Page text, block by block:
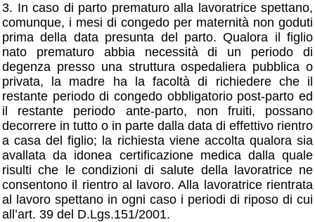
3. In caso di parto prematuro alla lavoratrice spettano,
comunque, i mesi di congedo per maternità non goduti
prima della data presunta del parto. Qualora il figlio
nato prematuro abbia necessità di un periodo di
degenza presso una struttura ospedaliera pubblica o
privata, la madre ha la facoltà di richiedere che il
restante periodo di congedo obbligatorio post-parto ed
il restante periodo ante-parto, non fruiti, possano
decorrere in tutto o in parte dalla data di effettivo rientro
a casa del figlio; la richiesta viene accolta qualora sia
avallata da idonea certificazione medica dalla quale
risulti che le condizioni di salute della lavoratrice ne
consentono il rientro al lavoro. Alla lavoratrice rientrata
al lavoro spettano in ogni caso i periodi di riposo di cui
all’art. 39 del D.Lgs.151/2001.